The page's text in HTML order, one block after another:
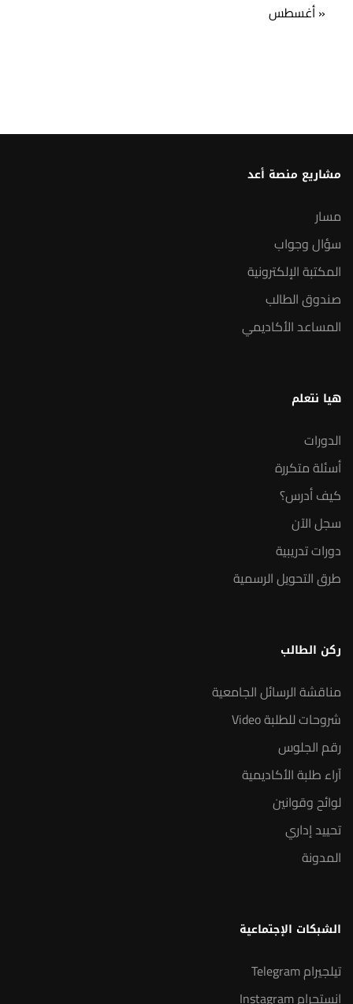
« أغسطس
مشاريع منصة أعد
مسار
سؤال وجواب
المكتبة الإلكترونية
صندوق الطالب
المساعد الأكاديمي
هيا نتعلم
الدورات
أسئلة متكررة
كيف أدرس؟
سجل الآن
دورات تدريبية
طرق التحويل الرسمية
ركن الطالب
مناقشة الرسائل الجامعية
شروحات للطلبة Video
رقم الجلوس
آراء طلبة الأكاديمية
لوائح وقوانين
تحييد إداري
المدونة
الشبكات الإجتماعية
تيلجيرام Telegram
انستجرام Instagram